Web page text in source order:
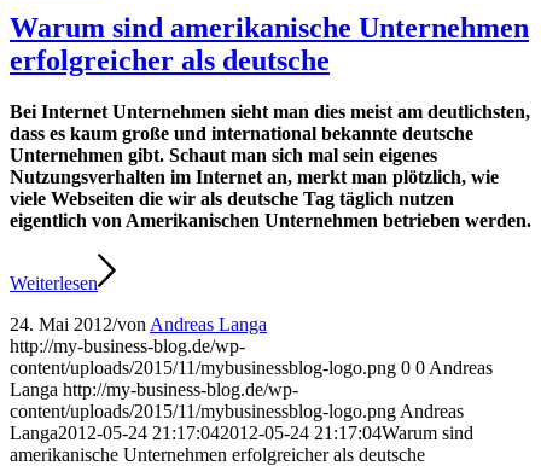
Warum sind amerikanische Unternehmen
erfolgreicher als deutsche
Bei Internet Unternehmen sieht man dies meist am deutlichsten,
dass es kaum große und international bekannte deutsche
Unternehmen gibt. Schaut man sich mal sein eigenes
Nutzungsverhalten im Internet an, merkt man plötzlich, wie
viele Webseiten die wir als deutsche Tag täglich nutzen
eigentlich von Amerikanischen Unternehmen betrieben werden.
Weiterlesen
24. Mai 2012/von Andreas Langa
http://my-business-blog.de/wp-
content/uploads/2015/11/mybusinessblog-logo.png 0 0 Andreas
Langa http://my-business-blog.de/wp-
content/uploads/2015/11/mybusinessblog-logo.png Andreas
Langa2012-05-24 21:17:042012-05-24 21:17:04Warum sind
amerikanische Unternehmen erfolgreicher als deutsche